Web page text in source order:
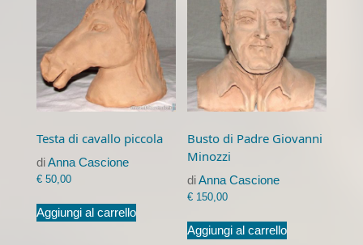
Testa di cavallo piccola
diAnna Cascione
€50,00
Aggiungi al carrello
Busto di Padre Giovanni
Minozzi
diAnna Cascione
€ 150,00
Aggiungi al carrello